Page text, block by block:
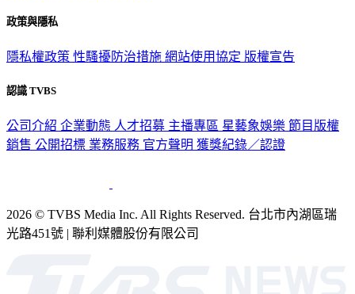
政策與隱私
隱私權政策 性騷擾防治措施 網站使用協定 版權宣告
認識 TVBS
公司介紹 企業動態 人才招募 主播專區 星藝象娛樂 節目版權
銷售 公開招標 業務服務 官方聲明 獲獎紀錄／認證
2026 © TVBS Media Inc. All Rights Reserved. 台北市內湖區瑞
光路451號 | 聯利媒體股份有限公司